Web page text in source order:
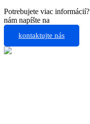
Potrebujete viac
nám napíšte na
kontaktujte nás